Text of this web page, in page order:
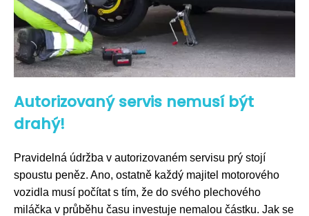
Autorizovaný servis nemusí být
drahý!
Pravidelná údržba v autorizovaném servisu prý stojí
spoustu peněz. Ano, ostatně každý majitel motorového
vozidla musí počítat s tím, že do svého plechového
miláčka v průběhu času investuje nemalou částku. Jak se